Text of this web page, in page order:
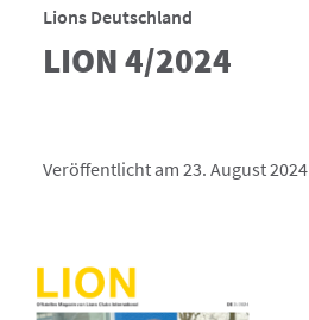
Lions Deutschland
LION 4/2024
Veröffentlicht am 23. August 2024